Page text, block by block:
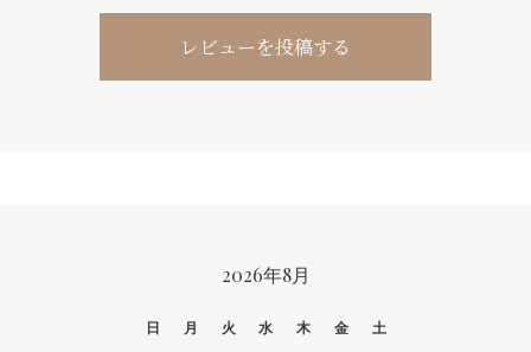
レビューを投稿する
2026年8月
日 月 火 水 木 金
土